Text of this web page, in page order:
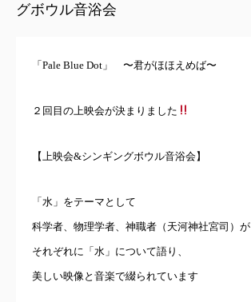
グボウル音浴会
「Pale Blue Dot」 〜君がほほえめば〜
２回目の上映会が決まりました
【上映会&シンギングボウル音浴会】
「水」をテーマとして
科学者、物理学者、神職者（天河神社宮司）が
それぞれに「水」について語り、
美しい映像と音楽で綴られています